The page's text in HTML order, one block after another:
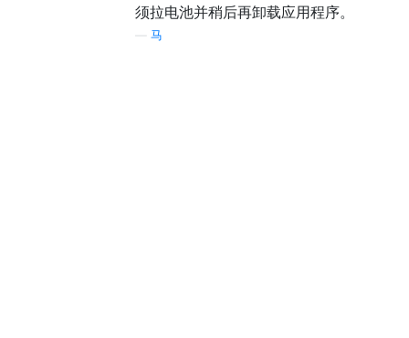
须拉电池并稍后再卸载应用程序。
马